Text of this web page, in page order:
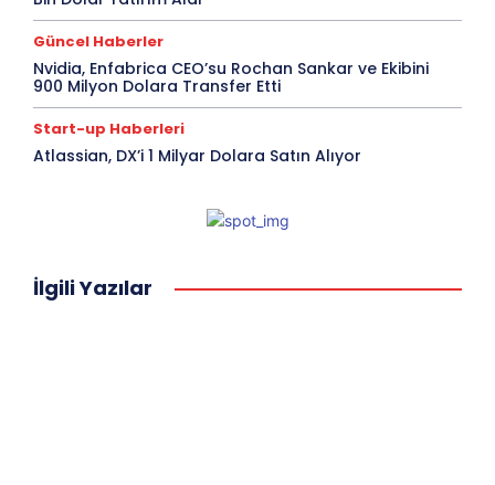
Güncel Haberler
Nvidia, Enfabrica CEO’su Rochan Sankar ve Ekibini
900 Milyon Dolara Transfer Etti
Start-up Haberleri
Atlassian, DX’i 1 Milyar Dolara Satın Alıyor
İlgili Yazılar